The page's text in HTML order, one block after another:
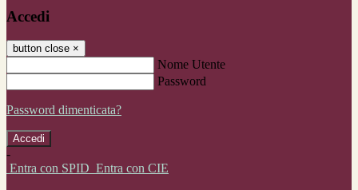
Accedi
button close ×
Nome Utente
Password
Password dimenticata?
-
Entra con SPID Entra con CIE